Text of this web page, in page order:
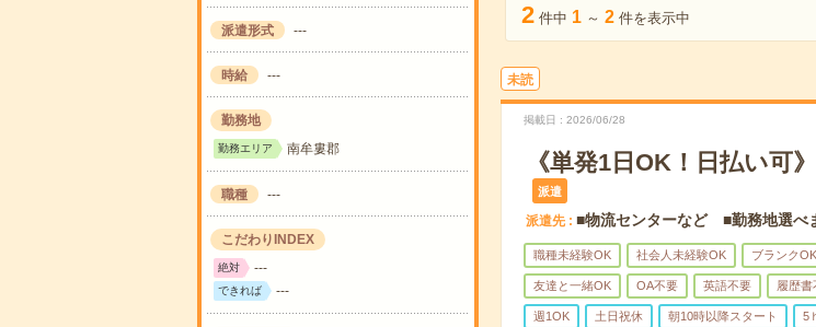
派遣形式 ---
時給 ---
勤務地
勤務エリア 南牟婁郡
職種 ---
こだわりINDEX
絶対 ---
できれば ---
2 件中 1 ～ 2 件を表示中
未読
掲載日 2026/06/28
《単発1日OK！日払い可
派遣
派遣先 ■物流センターなど ■勤務地選べ
職種未経験OK 社会人未経験OK ブランクOK
友達と一緒OK OA不要 英語不要 履歴書
週1OK 土日祝休 朝10時以降スタート 5